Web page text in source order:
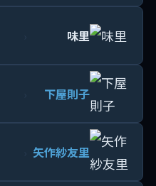
味里
下屋則子
矢作紗友里